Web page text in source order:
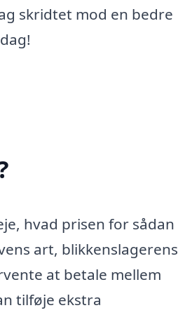
skridtet mod en bedre
hvad prisen for sådan
art, blikkenslagerens
at betale mellem
tilføje ekstra